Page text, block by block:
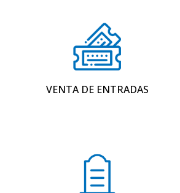
VENTA DE ENTRADAS